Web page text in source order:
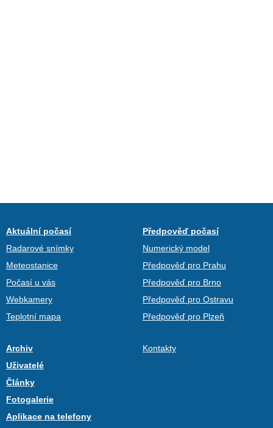
Aktuální počasí
Radarové snímky
Meteostanice
Počasí u vás
Webkamery
Teplotní mapa
Předpověď počasí
Numerický model
Předpověď pro Prahu
Předpověď pro Brno
Předpověď pro Ostravu
Předpověď pro Plzeň
Archiv
Uživatelé
Články
Fotogalerie
Aplikace na telefony
Kontakty